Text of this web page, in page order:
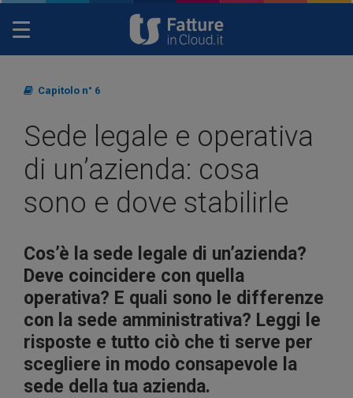
Toggle
Capitolo n° 6
Sede legale e operativa
di un’azienda: cosa
sono e dove stabilirle
Cos’è la sede legale di un’azienda?
Deve coincidere con quella
operativa? E quali sono le differenze
con la sede amministrativa? Leggi le
risposte e tutto ciò che ti serve per
scegliere in modo consapevole la
sede della tua azienda.